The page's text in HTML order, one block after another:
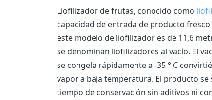
Liofilizador de frutas, conocido como
capacidad de entrada de producto fresco
este modelo de liofilizador es de 11,6
se denominan liofilizadores al vacío. El
se congela rápidamente a -35 ° C
vapor a baja temperatura. El producto
tiempo de conservación sin aditivos ni